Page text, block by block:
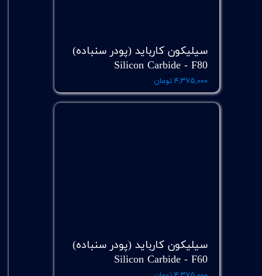
سیلیکون کارباید (پودر سنباده)
Silicon Carbide - F80
۴,۳۷۵,۰۰۰ تومان
سیلیکون کارباید (پودر سنباده)
Silicon Carbide - F60